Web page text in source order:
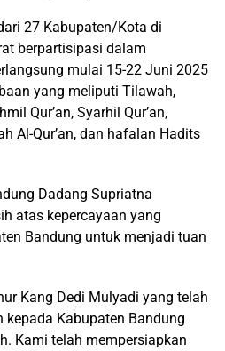
27 Kabupaten/Kota di
berpartisipasi dalam
mulai 15-22 Juni 2025
yang meliputi Tilawah,
Qur’an, Syarhil Qur’an,
Al-Qur’an, dan hafalan Hadits
Dadang Supriatna
atas kepercayaan yang
Bandung untuk menjadi tuan
Kang Dedi Mulyadi yang telah
kepada Kabupaten Bandung
Kami telah mempersiapkan